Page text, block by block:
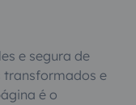
e segura de
transformados e
é o